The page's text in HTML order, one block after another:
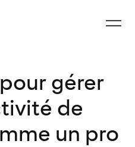
gérer
de
un pro